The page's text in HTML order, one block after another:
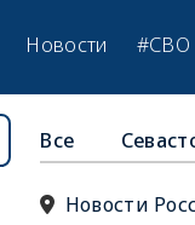
Новости #СВО
Все
Новости